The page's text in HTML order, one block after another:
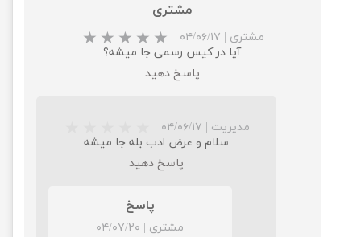
مشتری
مشتری
۰۴/۰۶/۱۷
آیا در کیس رسمی جا میشه؟
پاسخ دهید
مدیریت
۰۴/۰۶/۱۷
سلام و عرض ادب بله جا میشه
پاسخ دهید
پاسخ
مشتری ۰۴/۰۷/۲۰